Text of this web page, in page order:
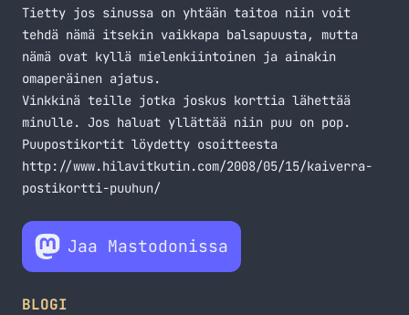
Tietty jos sinussa on yhtään taitoa niin voit
tehdä nämä itsekin vaikkapa balsapuusta, mutta
nämä ovat kyllä mielenkiintoinen ja ainakin
omaperäinen ajatus.
Vinkkinä teille jotka joskus korttia lähettää
minulle. Jos haluat yllättää niin puu on pop.
Puupostikortit löydetty osoitteesta
http://www.hilavitkutin.com/2008/05/15/kaiverra-
postikortti-puuhun/
Jaa Mastodonissa
BLOGI